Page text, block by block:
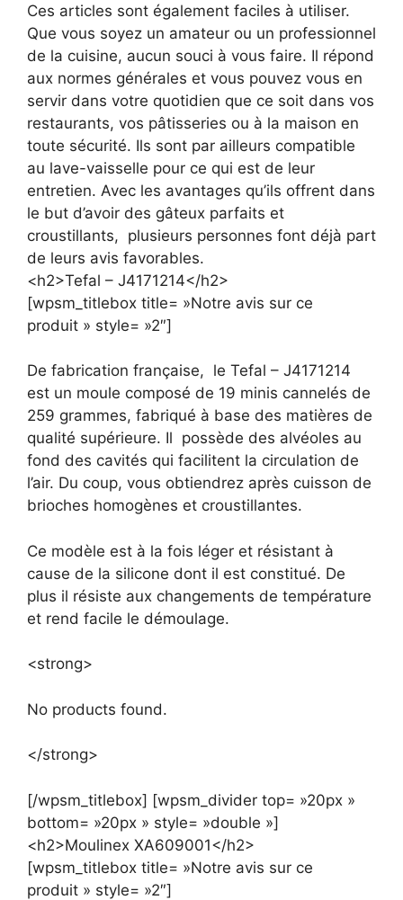
Ces articles sont également faciles à utiliser.
Que vous soyez un amateur ou un professionnel
de la cuisine, aucun souci à vous faire. Il répond
aux normes générales et vous pouvez vous en
servir dans votre quotidien que ce soit dans vos
restaurants, vos pâtisseries ou à la maison en
toute sécurité. Ils sont par ailleurs compatible
au lave-vaisselle pour ce qui est de leur
entretien. Avec les avantages qu’ils offrent dans
le but d’avoir des gâteux parfaits et
croustillants, plusieurs personnes font déjà part
de leurs avis favorables.
<h2>Tefal – J4171214</h2>
[wpsm_titlebox title= »Notre avis sur ce
produit » style= »2″]
De fabrication française, le Tefal – J4171214
est un moule composé de 19 minis cannelés de
259 grammes, fabriqué à base des matières de
qualité supérieure. Il possède des alvéoles au
fond des cavités qui facilitent la circulation de
l’air. Du coup, vous obtiendrez après cuisson de
brioches homogènes et croustillantes.
Ce modèle est à la fois léger et résistant à
cause de la silicone dont il est constitué. De
plus il résiste aux changements de température
et rend facile le démoulage.
<strong>
No products found.
</strong>
[/wpsm_titlebox] [wpsm_divider top= »20px »
bottom= »20px » style= »double »]
<h2>Moulinex XA609001</h2>
[wpsm_titlebox title= »Notre avis sur ce
produit » style= »2″]